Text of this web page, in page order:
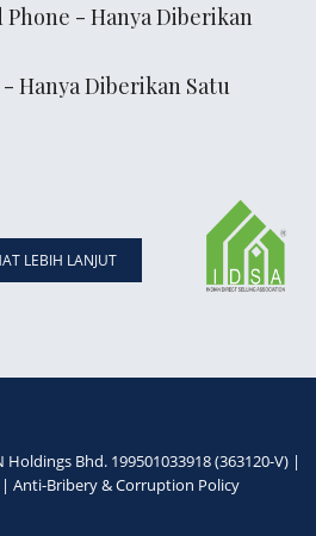
- Hanya Diberikan
Hanya Diberikan Satu
LEBIH LANJUT
Bhd. 199501033918 (363120-V) |
| Anti-Bribery & Corruption Policy